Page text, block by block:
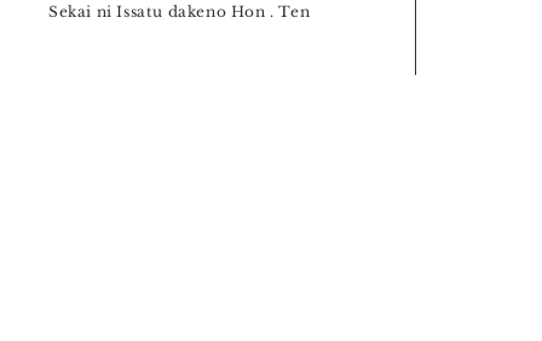
Sekai ni Issatu dakeno Hon . Ten